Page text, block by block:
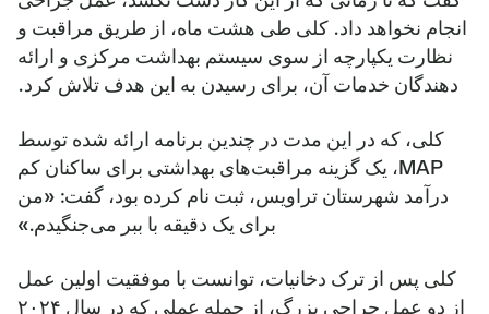
انجام نخواهد داد. کلی طی هشت ماه، از طریق مراقبت و
نظارت یکپارچه از سوی سیستم بهداشت مرکزی و ارائه
دهندگان خدمات آن، برای رسیدن به این هدف تلاش کرد.
کلی، که در این مدت در چندین برنامه ارائه شده توسط
MAP، یک گزینه مراقبت‌های بهداشتی برای ساکنان کم
درآمد شهرستان تراویس، ثبت نام کرده بود، گفت: «من
برای یک دقیقه با ببر می‌جنگیدم.»
کلی پس از ترک دخانیات، توانست با موفقیت اولین عمل
از دو عمل جراحی بزرگ، از جمله عملی که در سال ۲۰۲۴